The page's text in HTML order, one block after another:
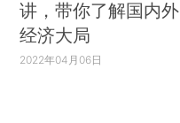
讲，带你了解国内外
经济大局
2022年04月06日